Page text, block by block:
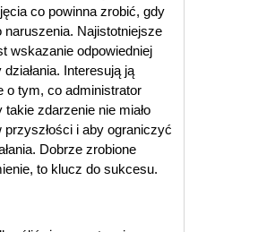
co powinna zrobić, gdy
naruszenia. Najistotniejsze
wskazanie odpowiedniej
Interesują ją
o tym, co administrator
takie zdarzenie nie miało
przyszłości i aby ograniczyć
Dobrze zrobione
to klucz do sukcesu.